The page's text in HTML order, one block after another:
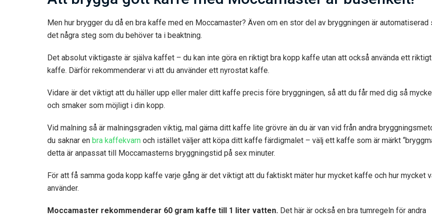
Men hur brygger du då en bra kaffe med en Moccamaster? Även om en stor del av bryggningen är automatiserad
det några steg som du behöver ta i beaktning.
Det absolut viktigaste är själva kaffet – du kan inte göra en riktigt bra kopp kaffe utan att också använda ett
kaffe. Därför rekommenderar vi att du använder ett nyrostat kaffe.
Vidare är det viktigt att du häller upp eller maler ditt kaffe precis före bryggningen, så att du får med dig så
och smaker som möjligt i din kopp.
Vid malning så är malningsgraden viktig, mal gärna ditt kaffe lite grövre än du är van vid från andra
du saknar en bra kaffekvarn och istället väljer att köpa ditt kaffe färdigmalet – välj ett kaffe som är märkt
detta är anpassat till Moccamasterns bryggningstid på sex minuter.
För att få samma goda kopp kaffe varje gång är det viktigt att du faktiskt mäter hur mycket kaffe och hur mycket
använder.
Moccamaster rekommenderar 60 gram kaffe till 1 liter vatten. Det här är också en bra tumregeln för andra